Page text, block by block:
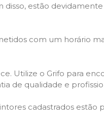
disso, estão
com um horário
Utilize o Grifo para
de qualidade e
cadastrados estão